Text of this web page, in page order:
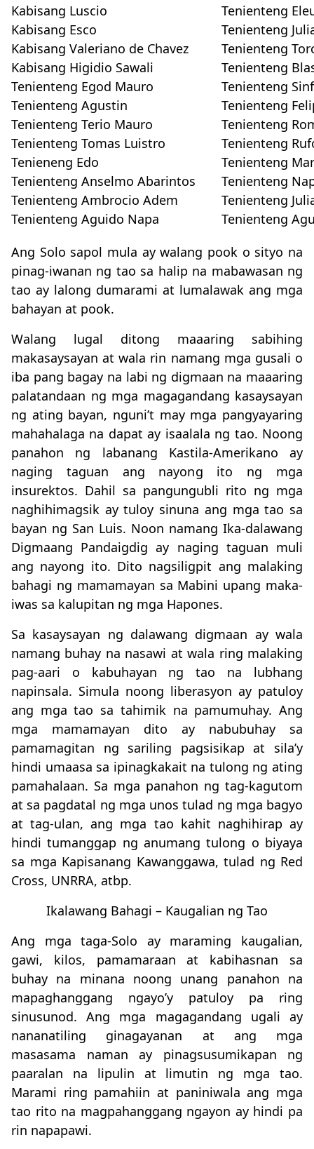
Kabisang Luscio
Kabisang Esco
Kabisang Valeriano de Chavez
Kabisang Higidio Sawali
Tenienteng Egod Mauro
Tenienteng Agustin
Tenienteng Terio Mauro
Tenienteng Tomas Luistro
Tenieneng Edo
Tenienteng Anselmo Abarintos
Tenienteng Ambrocio Adem
Tenienteng Aguido Napa
Tenienteng
Tenienteng
Tenienteng
Tenienteng
Tenienteng
Tenienteng
Tenienteng
Tenienteng
Tenienteng
Tenienteng
Tenienteng
Tenienteng
Ang Solo sapol mula ay walang pook o sityo na
pinag-iwanan ng tao sa halip na mabawasan ng
tao ay lalong dumarami at lumalawak ang mga
bahayan at pook.
Walang lugal ditong maaaring sabihing
makasaysayan at wala rin namang mga gusali o
iba pang bagay na labi ng digmaan na maaaring
palatandaan ng mga magagandang kasaysayan
ng ating bayan, nguni’t may mga pangyayaring
mahahalaga na dapat ay isaalala ng tao. Noong
panahon ng labanang Kastila-Amerikano ay
naging taguan ang nayong ito ng mga
insurektos. Dahil sa pangungubli rito ng mga
naghihimagsik ay tuloy sinuna ang mga tao sa
bayan ng San Luis. Noon namang Ika-dalawang
Digmaang Pandaigdig ay naging taguan muli
ang nayong ito. Dito nagsiligpit ang malaking
bahagi ng mamamayan sa Mabini upang maka-
iwas sa kalupitan ng mga Hapones.
Sa kasaysayan ng dalawang digmaan ay wala
namang buhay na nasawi at wala ring malaking
pag-aari o kabuhayan ng tao na lubhang
napinsala. Simula noong liberasyon ay patuloy
ang mga tao sa tahimik na pamumuhay. Ang
mga mamamayan dito ay nabubuhay sa
pamamagitan ng sariling pagsisikap at sila’y
hindi umaasa sa ipinagkakait na tulong ng ating
pamahalaan. Sa mga panahon ng tag-kagutom
at sa pagdatal ng mga unos tulad ng mga bagyo
at tag-ulan, ang mga tao kahit naghihirap ay
hindi tumanggap ng anumang tulong o biyaya
sa mga Kapisanang Kawanggawa, tulad ng Red
Cross, UNRRA, atbp.
Ikalawang Bahagi – Kaugalian ng Tao
Ang mga taga-Solo ay maraming kaugalian,
gawi, kilos, pamamaraan at kabihasnan sa
buhay na minana noong unang panahon na
mapaghanggang ngayo’y patuloy pa ring
sinusunod. Ang mga magagandang ugali ay
nananatiling ginagayanan at ang mga
masasama naman ay pinagsusumikapan ng
paaralan na lipulin at limutin ng mga tao.
Marami ring pamahiin at paniniwala ang mga
tao rito na magpahanggang ngayon ay hindi pa
rin napapawi.